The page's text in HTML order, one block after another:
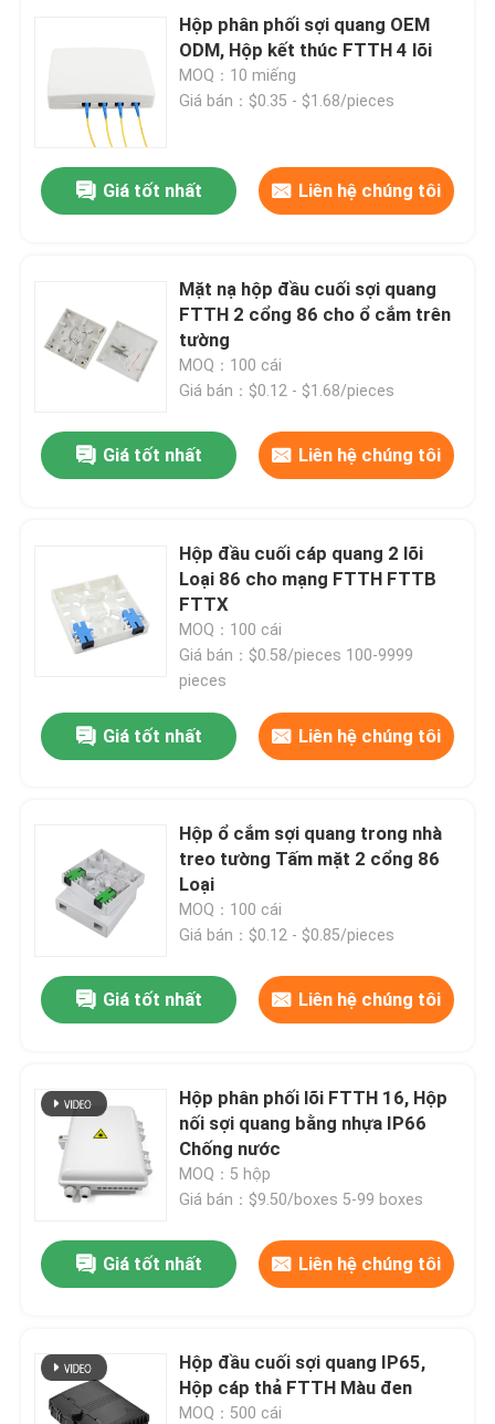
Sản phẩm
Video
Hướng dẫn VR
Tham quan nhà máy
Kiểm soát chất lượng
Yêu cầu báo giá
Dây cáp quang
Hộp phân phối sợi quang OEM
ODM, Hộp kết thúc FTTH 4 lõi
MOQ：10 miếng
Giá bán：$0.35 - $1.68/pieces
Giá tốt nhất Liên hệ chúng tôi
Mặt nạ hộp đầu cuối sợi quang
FTTH 2 cổng 86 cho ổ cắm trên
tường
MOQ：100 cái
Giá bán：$0.12 - $1.68/pieces
Giá tốt nhất Liên hệ chúng tôi
Hộp đầu cuối cáp quang 2 lõi
Loại 86 cho mạng FTTH FTTB
FTTX
MOQ：100 cái
Giá bán：$0.58/pieces 100-9999
pieces
Giá tốt nhất Liên hệ chúng tôi
Hộp ổ cắm sợi quang trong nhà
treo tường Tấm mặt 2 cổng 86
Loại
MOQ：100 cái
Giá bán：$0.12 - $0.85/pieces
Giá tốt nhất Liên hệ chúng tôi
Hộp phân phối lõi FTTH 16, Hộp
nối sợi quang bằng nhựa IP66
Chống nước
MOQ：5 hộp
Giá bán：$9.50/boxes 5-99 boxes
Giá tốt nhất Liên hệ chúng tôi
Hộp đầu cuối sợi quang IP65,
Hộp cáp thả FTTH Màu đen
MOQ：500 cái